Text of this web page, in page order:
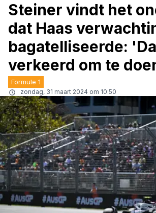
Steiner vindt het
dat Haas
bagatelliseerde:
verkeerd om te
Formule 1
zondag, 31 maart 2024 om 10:50